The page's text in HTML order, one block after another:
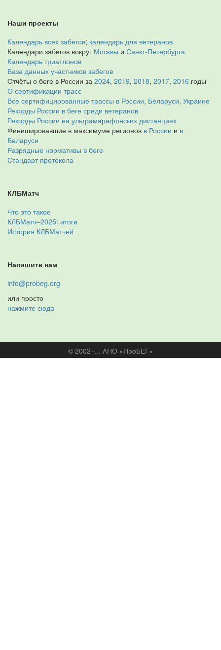
Наши проекты
Календарь всех забегов; календарь для ветеранов
Календари забегов вокруг Москвы и Санкт-Петербурга
Календарь триатлонов
База данных участников забегов
Отчёты о беге в России за 2024, 2019, 2018, 2017, 2016 годы
О сертификации трасс
Все сертифицированные трассы в России, Беларуси, Украине
Рекорды России в беге среди ветеранов
Рекорды России на ультрамарафонских дистанциях
Финишировавшие в максимуме регионов в России и в
Беларуси
Разрядные нормативы в беге
Стандарт протокола
КЛБМатч
Что это такое
КЛБМатч–2025: итоги
История КЛБМатчей
Напишите нам
info@probeg.org
или просто
нажмите сюда
© 2002–... АНО «ПроБЕГ»